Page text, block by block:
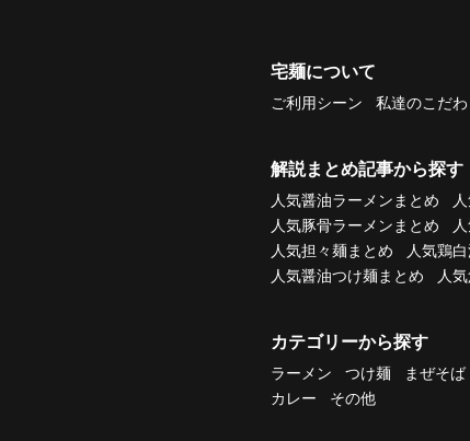
宅麺について
ご利用シーン 私達のこだわ
解説まとめ記事から探す
人気醤油ラーメンまとめ
人気豚骨ラーメンまとめ
人気担々麺まとめ
人気鶏
人気醤油つけ麺まとめ
人
カテゴリーから探す
ラーメン つけ麺 まぜそば
カレー
その他